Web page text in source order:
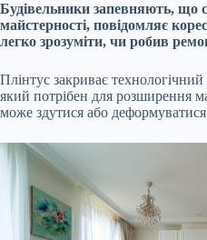
Будівельники запевняють, що
майстерності, повідомляє
легко зрозуміти, чи робив
Плінтус закриває
який потрібен для розширення
може здутися або